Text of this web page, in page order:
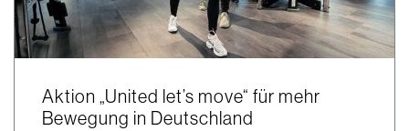
Aktion „United let’s move“ für mehr
Bewegung in Deutschland